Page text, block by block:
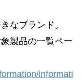
なブランド。
製品の一覧ペー
informati